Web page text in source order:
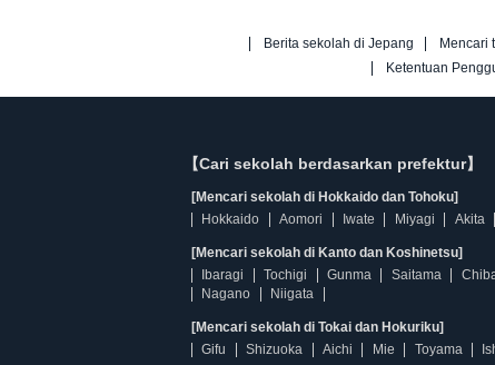
Berita sekolah di Jepang Mencari
Ketentuan
【Cari sekolah berdasarkan prefektur】
[Mencari sekolah di Hokkaido dan Tohoku]
Hokkaido
Aomori Iwate Miyagi Akita
[Mencari sekolah di Kanto dan Koshinetsu]
Ibaragi
Tochigi Gunma Saitama
Nagano
Niigata
[Mencari sekolah di Tokai dan Hokuriku]
Gifu
Shizuoka Aichi Mie Toyama